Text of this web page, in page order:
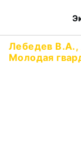
Лебедев В.А.,
Молодая